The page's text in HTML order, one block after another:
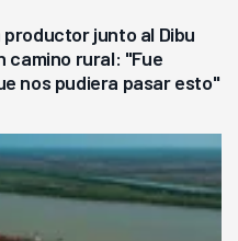
productor junto al Dibu
camino rural: "Fue
nos pudiera pasar esto"